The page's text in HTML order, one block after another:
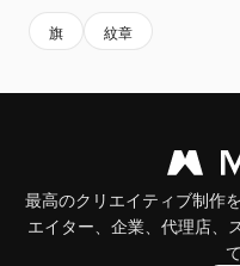
旗 紋章
最高のクリエイティブ制作
エイター、企業、代理店、